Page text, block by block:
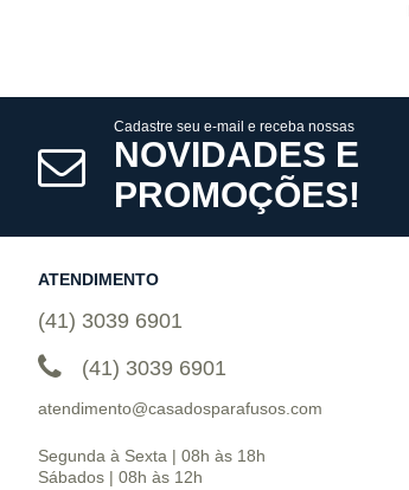
Cadastre seu e-mail e receba nossas
NOVIDADES E
PROMOÇÕES!
ATENDIMENTO
(41) 3039 6901
(41) 3039 6901
atendimento@casadosparafusos.com
Segunda à Sexta | 08h às 18h
Sábados | 08h às 12h